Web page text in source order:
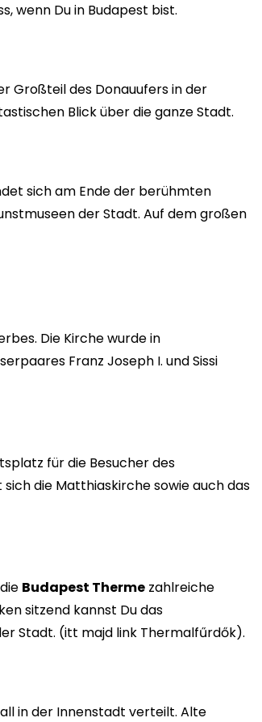
wenn Du in Budapest bist.
Großteil des Donauufers in der
Blick über die ganze Stadt.
sich am Ende der berühmten
der Stadt. Auf dem großen
Die Kirche wurde in
Franz Joseph I. und Sissi
für die Besucher des
die Matthiaskirche sowie auch das
Budapest Therme zahlreiche
sitzend kannst Du das
Stadt. (itt majd link Thermalfűrdők).
in der Innenstadt verteilt. Alte